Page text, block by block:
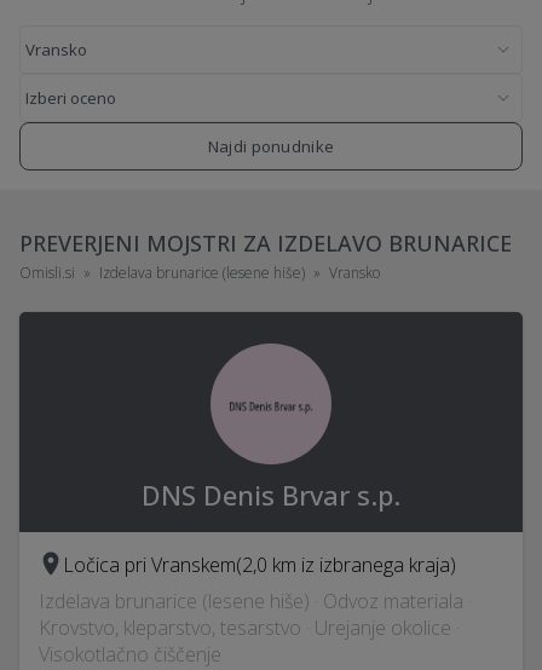
Najdi ponudnike
PREVERJENI MOJSTRI ZA IZDELAVO BRUNARICE
Omisli.si Izdelava brunarice (lesene hiše) Vransko
DNS Denis Brvar s.p.
Ločica pri Vranskem(2,0 km iz izbranega kraja)
Izdelava brunarice (lesene hiše) · Odvoz materiala ·
Krovstvo, kleparstvo, tesarstvo · Urejanje okolice ·
Visokotlačno čiščenje